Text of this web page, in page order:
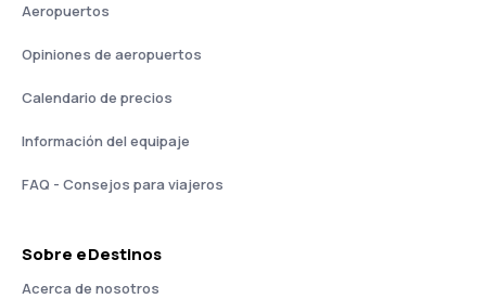
Aeropuertos
Opiniones de aeropuertos
Calendario de precios
Información del equipaje
FAQ - Consejos para viajeros
Sobre eDestinos
Acerca de nosotros